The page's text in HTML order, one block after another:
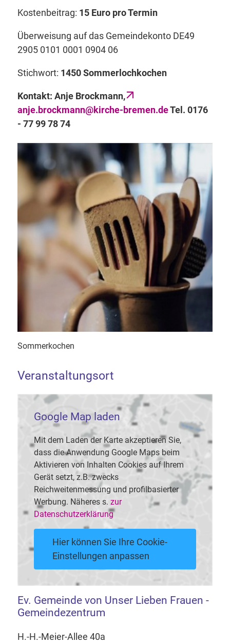
Kostenbeitrag: 15 Euro pro Termin
Überweisung auf das Gemeindekonto DE49
2905 0101 0001 0904 06
Stichwort: 1450 Sommerlochkochen
Kontakt: Anje Brockmann,
anje.brockmann@kirche-bremen.deTel. 0176
- 77 99 78 74
Sommerkochen
Veranstaltungsort
Google Map laden
Mit dem Laden der Karte akzeptieren Sie,
dass die Anwendung Google Maps beim
Aktivieren von Inhalten Cookies auf Ihrem
Gerät setzt, z.B. zwecks
Reichweitenmessung und profilbasierter
Werbung. Näheres s. zur
Datenschutzerklärung
Hier können Sie Ihre Cookie-
Einstellungen anpassen
Ev. Gemeinde von Unser Lieben Frauen -
Gemeindezentrum
H.-H.-Meier-Allee 40a